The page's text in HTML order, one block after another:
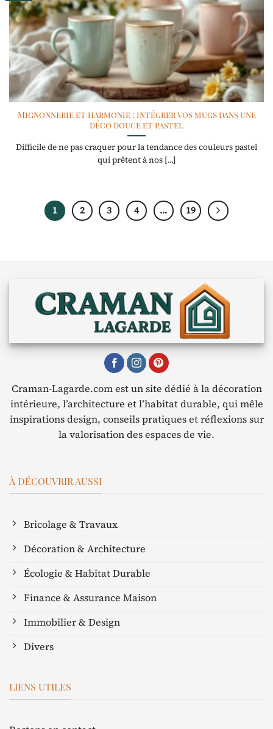
Mignonnerie et harmonie : intégrer vos mugs dans une
déco douce et pastel
Difficile de ne pas craquer pour la tendance des couleurs pastel
qui prêtent à nos [...]
1 2 3 4 … 19
Craman-Lagarde.com est un site dédié à la décoration
intérieure, l’architecture et l’habitat durable, qui mêle
inspirations design, conseils pratiques et réflexions sur
la valorisation des espaces de vie.
À DÉCOUVRIR AUSSI
Bricolage & Travaux
Décoration & Architecture
Écologie & Habitat Durable
Finance & Assurance Maison
Immobilier & Design
Divers
LIENS UTILES